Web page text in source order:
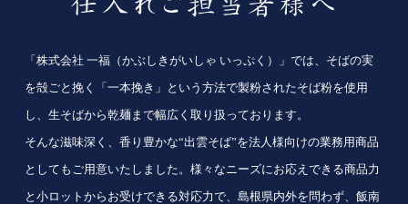
「株式会社 一福（かぶしきがいしゃ いっぷく）」では、そばの実
を殻ごと挽く「一本挽き」という方法で製粉されたそば粉を使用
し、生そばから乾麺まで幅広く取り扱っております。
そんな滋味深く、香り豊かな“出雲そば”を法人様向けの業務用商品
としてもご用意いたしました。様々なニーズにお応えできる商品力
と小ロットからお受けできる対応力で、島根県内外を問わず、飯南